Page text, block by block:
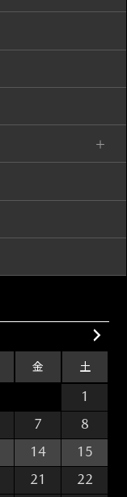
金 土
1
7
8
14
15
21 22